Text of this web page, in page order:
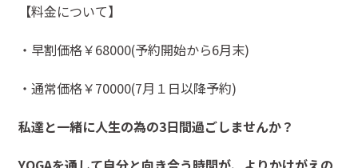
【料金について】
・早割価格￥68000(予約開始から6月末)
・通常価格￥70000(7月１日以降予約)
私達と一緒に人生の為の3日間過ごしませんか？